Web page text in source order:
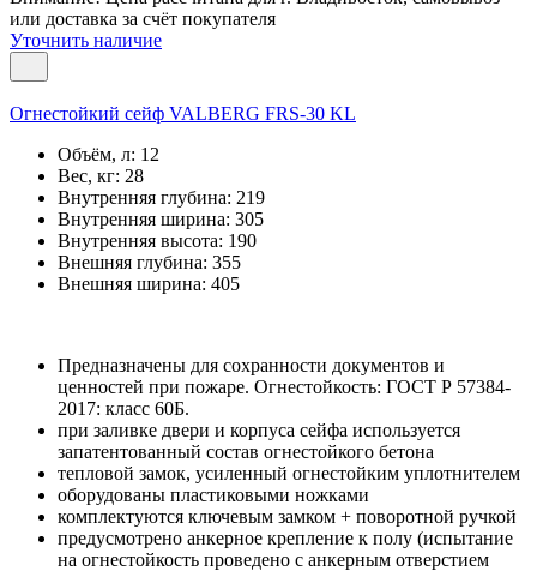
или доставка за счёт покупателя
Уточнить наличие
Огнестойкий сейф VALBERG FRS-30 KL
Объём, л: 12
Вес, кг: 28
Внутренняя глубина: 219
Внутренняя ширина: 305
Внутренняя высота: 190
Внешняя глубина: 355
Внешняя ширина: 405
Предназначены для сохранности документов и
ценностей при пожаре. Огнестойкость: ГОСТ Р 57384-
2017: класс 60Б.
при заливке двери и корпуса сейфа используется
запатентованный состав огнестойкого бетона
тепловой замок, усиленный огнестойким уплотнителем
оборудованы пластиковыми ножками
комплектуются ключевым замком + поворотной ручкой
предусмотрено анкерное крепление к полу (испытание
на огнестойкость проведено с анкерным отверстием